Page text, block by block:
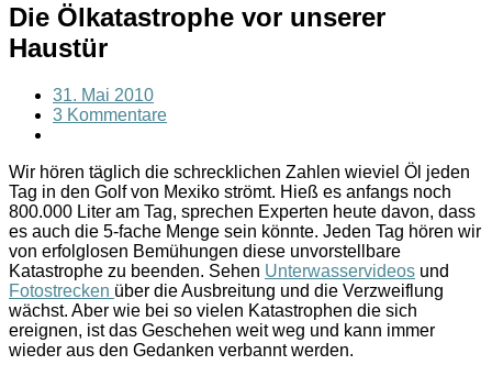
Die Ölkatastrophe vor unserer
Haustür
31. Mai 2010
3 Kommentare
Wir hören täglich die schrecklichen Zahlen wieviel Öl jeden
Tag in den Golf von Mexiko strömt. Hieß es anfangs noch
800.000 Liter am Tag, sprechen Experten heute davon, dass
es auch die 5-fache Menge sein könnte. Jeden Tag hören wir
von erfolglosen Bemühungen diese unvorstellbare
Katastrophe zu beenden. Sehen Unterwasservideos und
Fotostrecken über die Ausbreitung und die Verzweiflung
wächst. Aber wie bei so vielen Katastrophen die sich
ereignen, ist das Geschehen weit weg und kann immer
wieder aus den Gedanken verbannt werden.